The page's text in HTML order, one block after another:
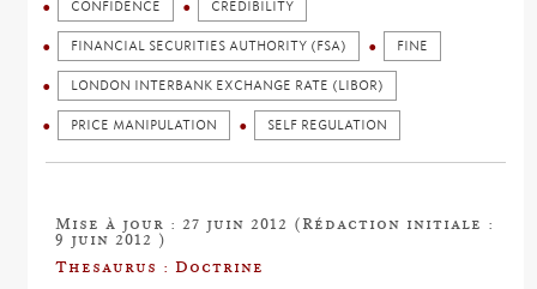
CONFIDENCE CREDIBILITY
FINANCIAL SECURITIES AUTHORITY (FSA) FINE
LONDON INTERBANK EXCHANGE RATE (LIBOR)
PRICE MANIPULATION SELF REGULATION
Mise à jour : 27 juin 2012 (Rédaction initiale :
9 juin 2012 )
Thesaurus : Doctrine